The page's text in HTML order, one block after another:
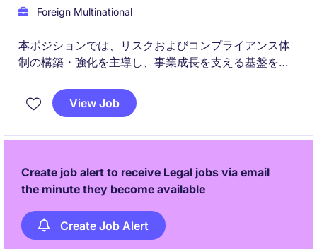
Foreign Multinational
本ポジションでは、リスクおよびコンプライアンス体
制の構築・強化を主導し、事業成長を支える基盤を整
規制対応からリスク管理、組織への浸透まで幅広く担
View Job
Create job alert to receive Legal jobs via email
the minute they become available
Create Job Alert